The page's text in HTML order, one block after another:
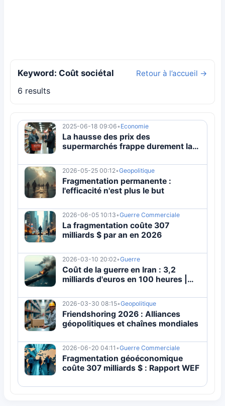
Keyword: Coût sociétal Retour à l’accueil →
6 results
2025-06-18 09:06• Economie
La hausse des prix des
supermarchés frappe durement la
coût de la vie
2026-05-25 00:12•Geopolitique
Fragmentation permanente :
l'efficacité n'est plus le but
2026-06-05 10:13•Guerre Commerciale
La fragmentation coûte 307
milliards $ par an en 2026
2026-03-10 20:02•Guerre
Coût de la guerre en Iran : 3,2
milliards d'euros en 100 heures |
2026-03-30 08:15•Geopolitique
Friendshoring 2026 : Alliances
géopolitiques et chaînes mondiales
2026-06-20 04:11 •Guerre Commerciale
Fragmentation géoéconomique
coûte 307 milliards $ : Rapport WEF